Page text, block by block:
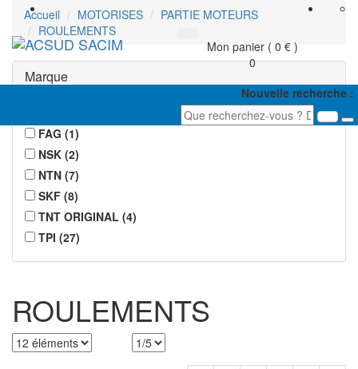
Mon panier ( 0 € )
0
Nouvelle recherche :
Accueil MOTORISES
PARTIE MOTEURS
ROULEMENTS
Marque
FAG (1)
NSK (2)
NTN (7)
SKF (8)
TNT ORIGINAL (4)
TPI (27)
ROULEMENTS